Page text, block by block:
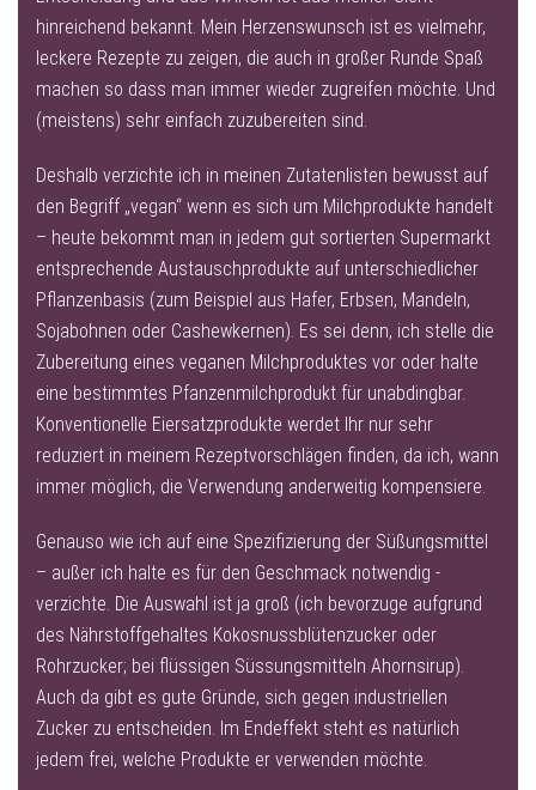
hinreichend bekannt. Mein Herzenswunsch ist es vielmehr,
leckere Rezepte zu zeigen, die auch in großer Runde Spaß
machen so dass man immer wieder zugreifen möchte. Und
(meistens) sehr einfach zuzubereiten sind.
Deshalb verzichte ich in meinen Zutatenlisten bewusst auf
den Begriff „vegan“ wenn es sich um Milchprodukte handelt
– heute bekommt man in jedem gut sortierten Supermarkt
entsprechende Austauschprodukte auf unterschiedlicher
Pflanzenbasis (zum Beispiel aus Hafer, Erbsen, Mandeln,
Sojabohnen oder Cashewkernen). Es sei denn, ich stelle die
Zubereitung eines veganen Milchproduktes vor oder halte
eine bestimmtes Pfanzenmilchprodukt für unabdingbar.
Konventionelle Eiersatzprodukte werdet Ihr nur sehr
reduziert in meinem Rezeptvorschlägen finden, da ich, wann
immer möglich, die Verwendung anderweitig kompensiere.
Genauso wie ich auf eine Spezifizierung der Süßungsmittel
– außer ich halte es für den Geschmack notwendig -
verzichte. Die Auswahl ist ja groß (ich bevorzuge aufgrund
des Nährstoffgehaltes Kokosnussblütenzucker oder
Rohrzucker; bei flüssigen Süssungsmitteln Ahornsirup).
Auch da gibt es gute Gründe, sich gegen industriellen
Zucker zu entscheiden. Im Endeffekt steht es natürlich
jedem frei, welche Produkte er verwenden möchte.